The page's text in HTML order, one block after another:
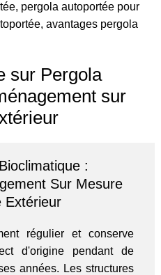
pergola autoportée pour
avantages pergola
sur Pergola
sur
:
Sur Mesure
Extérieur
régulier et conserve
d'origine pendant de
années. Les structures